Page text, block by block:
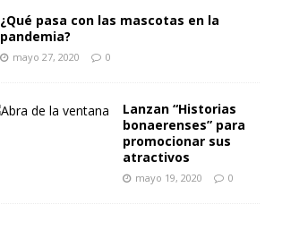
¿Qué pasa con las mascotas en la
pandemia?
mayo 27, 2020 0
Lanzan “Historias
bonaerenses” para
promocionar sus
atractivos
mayo 19, 2020 0